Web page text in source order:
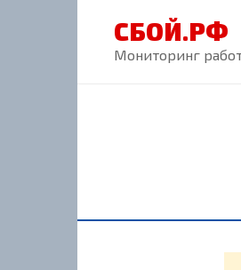
СБОЙ.РФ
Мониторинг